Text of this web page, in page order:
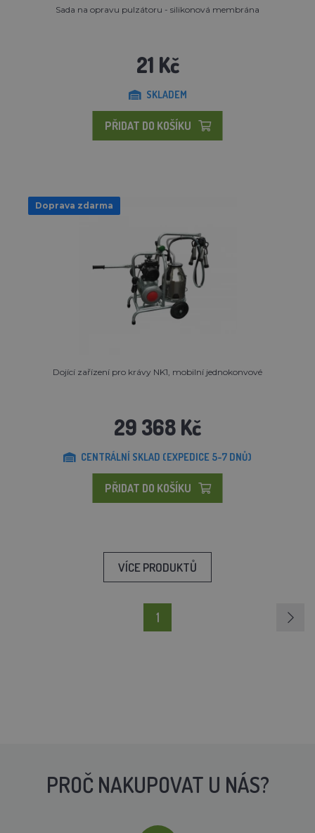
Sada na opravu pulzátoru - silikonová membrána
21 Kč
SKLADEM
PŘIDAT DO KOŠÍKU
Doprava zdarma
Dojící zařízení pro krávy NK1, mobilní jednokonvové
29 368 Kč
CENTRÁLNÍ SKLAD (EXPEDICE 5-7 DNŮ)
PŘIDAT DO KOŠÍKU
VÍCE PRODUKTŮ
1
PROČ NAKUPOVAT U NÁS?